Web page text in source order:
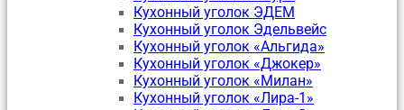
Кухонный уголок ЭДЕМ
Кухонный уголок Эдельвейс
Кухонный уголок «Альгида»
Кухонный уголок «Джокер»
Кухонный уголок «Милан»
Кухонный уголок «Лира-1»